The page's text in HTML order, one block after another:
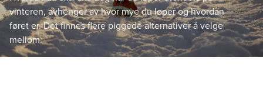
vinteren, avhenger av hvor mye du løper og hvordan
føret er. Det finnes flere piggede alternativer å velge
mellom.